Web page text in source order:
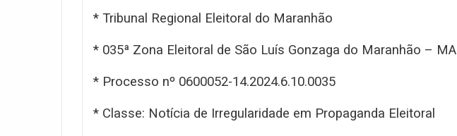
* Tribunal Regional Eleitoral do Maranhão
* 035ª Zona Eleitoral de São Luís Gonzaga do Maranhão – MA
* Processo nº 0600052-14.2024.6.10.0035
* Classe: Notícia de Irregularidade em Propaganda Eleitoral